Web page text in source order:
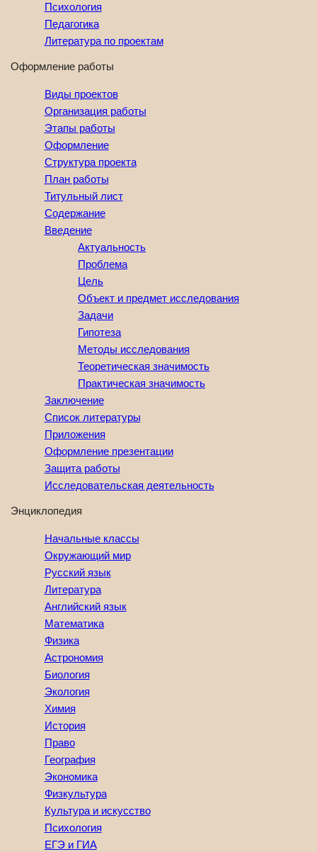
Психология
Педагогика
Литература по проектам
Оформление работы
Виды проектов
Организация работы
Этапы работы
Оформление
Структура проекта
План работы
Титульный лист
Содержание
Введение
Актуальность
Проблема
Цель
Объект и предмет исследования
Задачи
Гипотеза
Методы исследования
Теоретическая значимость
Практическая значимость
Заключение
Список литературы
Приложения
Оформление презентации
Защита работы
Исследовательская деятельность
Энциклопедия
Начальные классы
Окружающий мир
Русский язык
Литература
Английский язык
Математика
Физика
Астрономия
Биология
Экология
Химия
История
Право
География
Экономика
Физкультура
Культура и искусство
Психология
ЕГЭ и ГИА